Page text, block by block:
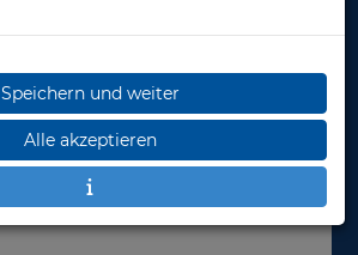
Speichern und weiter
Alle akzeptieren